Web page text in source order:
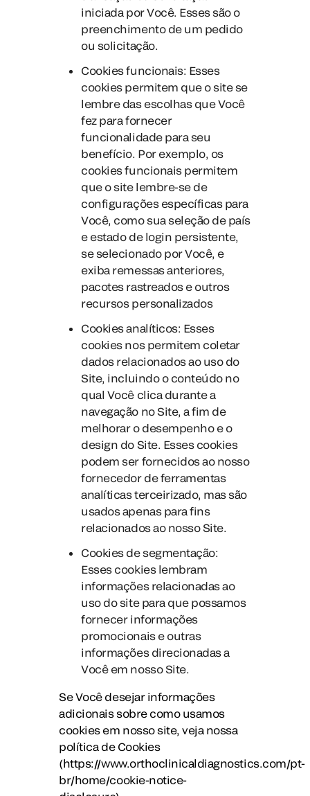
iniciada por Você. Esses são o
preenchimento de um pedido
ou solicitação.
Cookies funcionais: Esses
cookies permitem que o site se
lembre das escolhas que Você
fez para fornecer
funcionalidade para seu
benefício. Por exemplo, os
cookies funcionais permitem
que o site lembre-se de
configurações específicas para
Você, como sua seleção de país
e estado de login persistente,
se selecionado por Você, e
exiba remessas anteriores,
pacotes rastreados e outros
recursos personalizados
Cookies analíticos: Esses
cookies nos permitem coletar
dados relacionados ao uso do
Site, incluindo o conteúdo no
qual Você clica durante a
navegação no Site, a fim de
melhorar o desempenho e o
design do Site. Esses cookies
podem ser fornecidos ao nosso
fornecedor de ferramentas
analíticas terceirizado, mas são
usados apenas para fins
relacionados ao nosso Site.
Cookies de segmentação:
Esses cookies lembram
informações relacionadas ao
uso do site para que possamos
fornecer informações
promocionais e outras
informações direcionadas a
Você em nosso Site.
Se Você desejar informações
adicionais sobre como usamos
cookies em nosso site, veja nossa
política de Cookies
(https://www.orthoclinicaldiagnostics.com/pt-
br/home/cookie-notice-